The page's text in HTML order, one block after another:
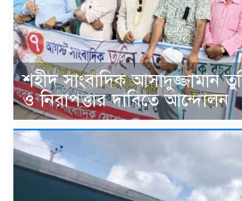
শহীদ সাংবাদিক আসাদুজ্জামান
ও নিরাপত্তার দাবিতে আন্দোলন